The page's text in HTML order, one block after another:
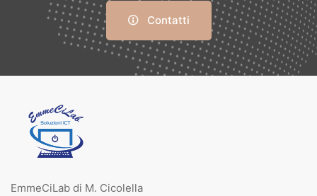
Contatti
EmmeCiLab di M. Cicolella